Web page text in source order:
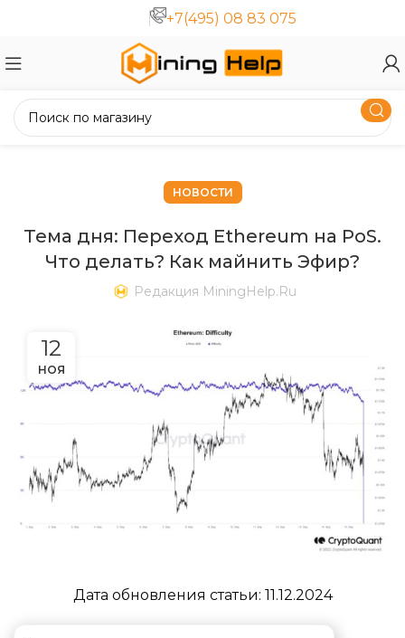
+7(495) 08 83 075
НОВОСТИ
Тема дня: Переход Ethereum на PoS.
Что делать? Как майнить Эфир?
Редакция MiningHelp.ru
12
НОЯ
Дата обновления статьи: 11.12.2024